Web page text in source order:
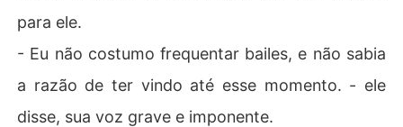
para ele.
- Eu não costumo frequentar bailes, e não sabia
a razão de ter vindo até esse momento. - ele
disse, sua voz grave e imponente.